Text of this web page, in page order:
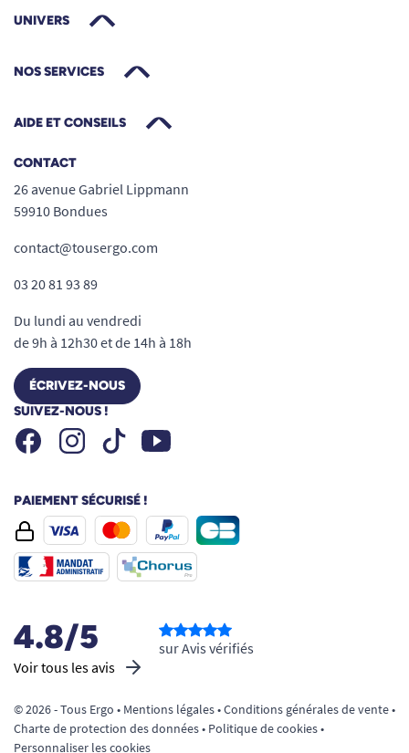
UNIVERS
NOS SERVICES
AIDE ET CONSEILS
CONTACT
26 avenue Gabriel Lippmann
59910 Bondues
contact@tousergo.com
03 20 81 93 89
Du lundi au vendredi
de 9h à 12h30 et de 14h à 18h
ÉCRIVEZ-NOUS
SUIVEZ-NOUS !
FacebookInstagramTiktok Youtube
PAIEMENT SÉCURISÉ !
4.8/5
Voir tous les avis
sur Avis vérifiés
© 2026 - Tous Ergo • Mentions légales•Conditions générales de vente•
Charte de protection des données• Politique de cookies•
Personnaliser les cookies